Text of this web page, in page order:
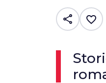
share favorite_border